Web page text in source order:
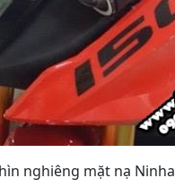
nghiêng mặt nạ Ninha